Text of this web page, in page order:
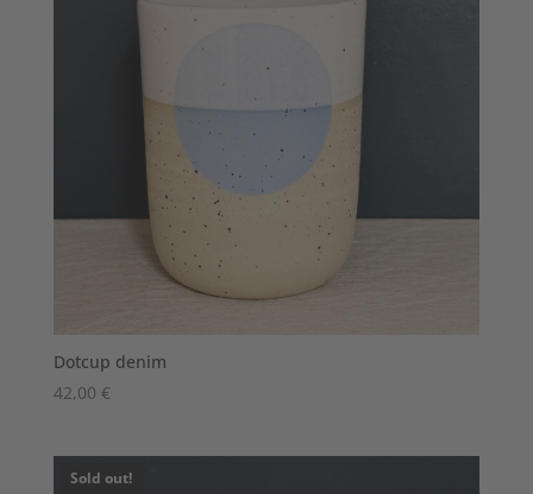
Dotcup denim
42,00 €
Sold out!